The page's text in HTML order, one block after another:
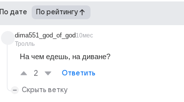
По дате По рейтингу
dima551_god_of_god
Тролль
10мес
На чем едешь, на диване?
2 Ответить
Скрыть ветку